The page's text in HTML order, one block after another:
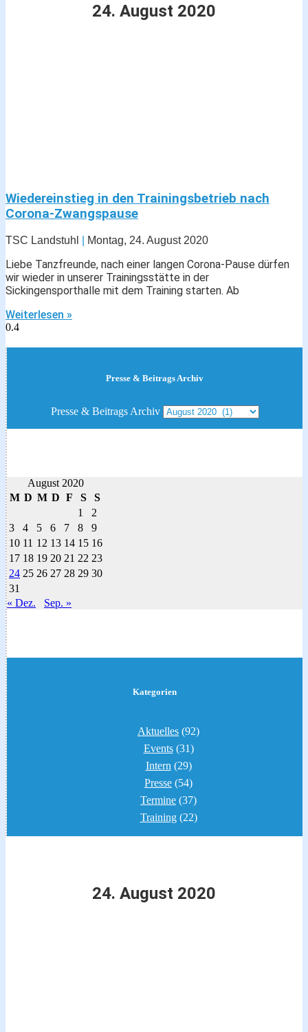
24. August 2020
Wiedereinstieg in den Trainingsbetrieb nach
Corona-Zwangspause
TSC Landstuhl Montag, 24. August 2020
Liebe Tanzfreunde, nach einer langen Corona-Pause dürfen
wir wieder in unserer Trainingsstätte in der
Sickingensporthalle mit dem Training starten. Ab
Weiterlesen »
Presse & Beitrags Archiv
Presse & Beitrags Archiv
August 2020
M D M D F S
S
1
2
3
4 5 6 7 8
9
10 11 12 13 14 15 16
17 18 19 20 21 22 23
24 25 26 27 28 29 30
31
« Dez.
Sep. »
Kategorien
Aktuelles (92)
Events(31)
Intern (29)
Presse (54)
Termine (37)
Training(22)
24. August 2020